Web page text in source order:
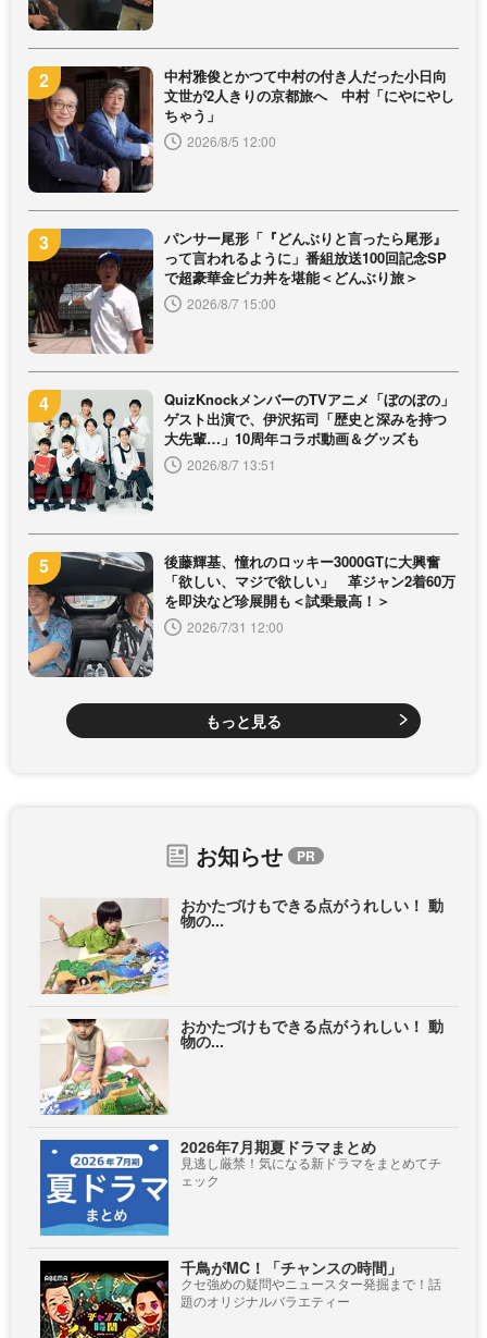
中村雅俊とかつて中村の付き人だった小日向
文世が2人きりの京都旅へ 中村「にやにやし
ちゃう」
2026/8/5 12:00
パンサー尾形「『どんぶりと言ったら尾形』
って言われるように」番組放送100回記念SP
で超豪華金ピカ丼を堪能＜どんぶり旅＞
2026/8/7 15:00
QuizKnockメンバーのTVアニメ「ぼのぼの」
ゲスト出演で、伊沢拓司「歴史と深みを持つ
大先輩…」10周年コラボ動画＆グッズも
2026/8/7 13:51
後藤輝基、憧れのロッキー3000GTに大興奮
「欲しい、マジで欲しい」 革ジャン2着60万
を即決など珍展開も＜試乗最高！＞
2026/7/31 12:00
もっと見る
お知らせ
おかたづけもできる点がうれしい！ 動
物の...
おかたづけもできる点がうれしい！ 動
物の...
2026年7月期夏ドラマまとめ
見逃し厳禁！気になる新ドラマをまとめてチ
ェック
千鳥がMC！「チャンスの時間」
クセ強めの疑問やニュースター発掘まで！話
題のオリジナルバラエティー